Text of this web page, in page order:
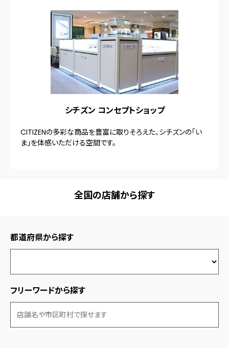
シチズン コンセプトショップ
CITIZENの多彩な商品を豊富に取りそろえた、シチズンの「い
ま」を体感いただける空間です。
全国の店舗から探す
都道府県から探す
フリーワードから探す